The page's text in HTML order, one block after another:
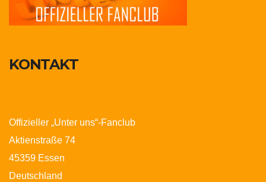
KONTAKT
Offizieller „Unter uns“-Fanclub
Aktienstraße 74
45359 Essen
Deutschland